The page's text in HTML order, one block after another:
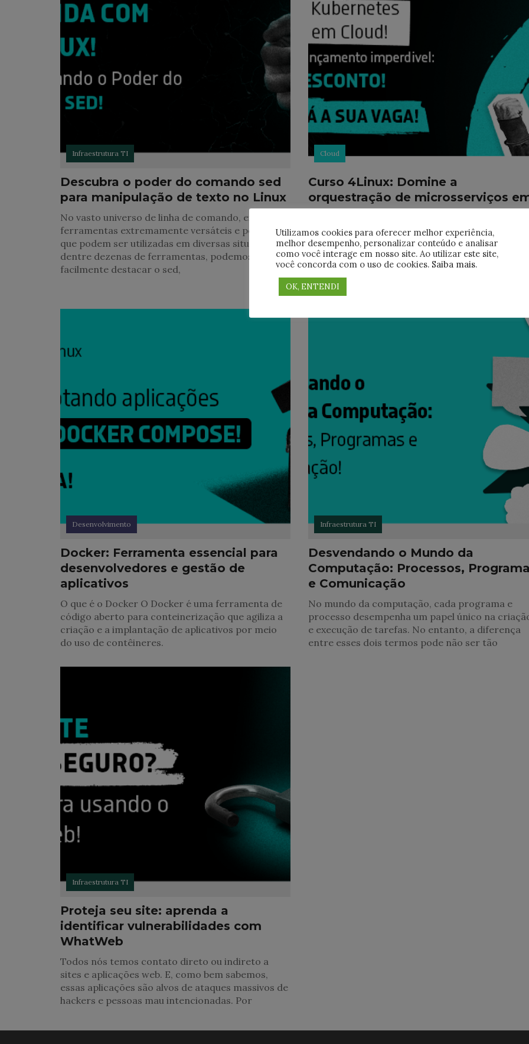
Infraestrutura TI
Descubra o poder do comando sed
para manipulação de texto no Linux
No vasto universo de linha de comando, existem
ferramentas extremamente versáteis e poderosas
que podem ser utilizadas em diversas situações, e
dentre dezenas de ferramentas, podemos
facilmente destacar o sed,
Cloud
Curso 4Linux: Domine a
orquestração de microsserviços
nuvem!
Quer se tornar mestre na orquestração de
microsserviços nas duas maiores plataformas
nuvem, Google Cloud e Amazon Web Services?
de
Desenvolvimento
Docker: Ferramenta essencial para
desenvolvedores e gestão de
aplicativos
O que é o Docker O Docker é uma ferramenta de
código aberto para conteinerização que agiliza a
criação e a implantação de aplicativos por meio
do uso de contêineres.
Infraestrutura TI
Desvendando o Mundo da
Computação: Processos,
e Comunicação
No mundo da computação, cada programa e
processo desempenha um papel único na
e execução de tarefas. No entanto, a diferença
entre esses dois termos pode não ser tão
Infraestrutura TI
Proteja seu site: aprenda a
identificar vulnerabilidades com
WhatWeb
Todos nós temos contato direto ou indireto a
sites e aplicações web. E, como bem sabemos,
essas aplicações são alvos de ataques massivos de
hackers e pessoas mau intencionadas. Por
Utilizamos cookies para oferecer melhor experiência,
melhor desempenho, personalizar conteúdo e analisar
como você interage em nosso site. Ao utilizar este site,
você concorda com o uso de cookies. Saiba mais.
OK, ENTENDI